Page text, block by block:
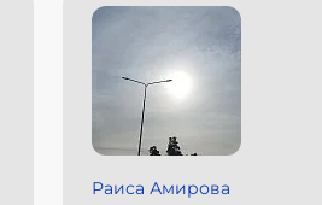
Раиса Амирова